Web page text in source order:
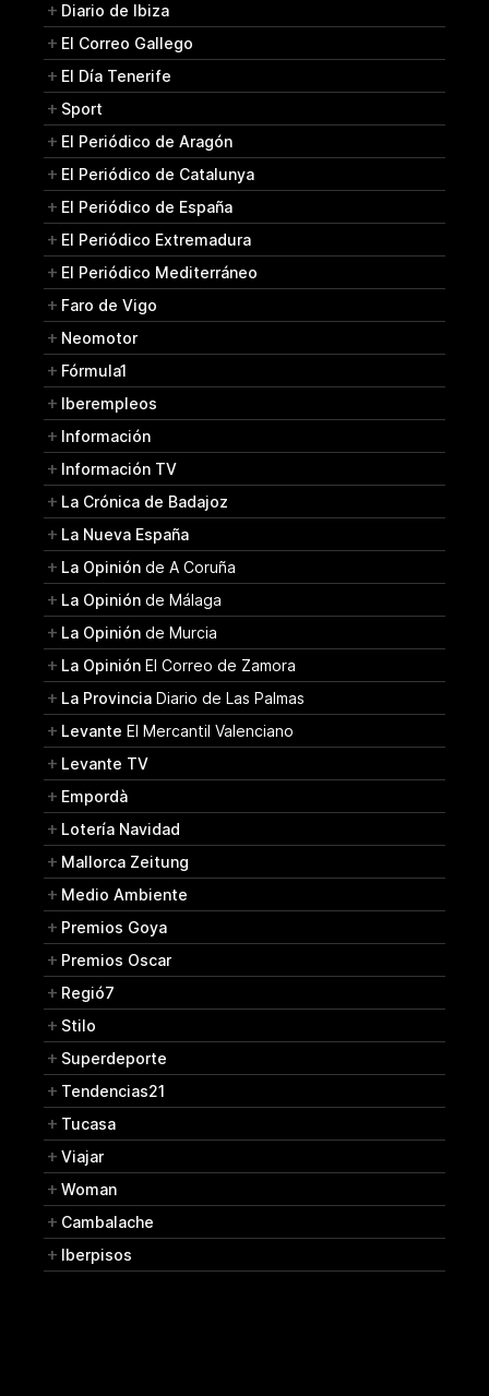
Diario de Ibiza
El Correo Gallego
El Día Tenerife
Sport
El Periódico de Aragón
El Periódico de Catalunya
El Periódico de España
El Periódico Extremadura
El Periódico Mediterráneo
Faro de Vigo
Neomotor
Fórmula1
Iberempleos
Información
Información TV
La Crónica de Badajoz
La Nueva España
La Opinión de A Coruña
La Opinión de Málaga
La Opinión de Murcia
La Opinión El Correo de Zamora
La Provincia Diario de Las Palmas
Levante El Mercantil Valenciano
Levante TV
Empordà
Lotería Navidad
Mallorca Zeitung
Medio Ambiente
Premios Goya
Premios Oscar
Regió7
Stilo
Superdeporte
Tendencias21
Tucasa
Viajar
Woman
Cambalache
Iberpisos